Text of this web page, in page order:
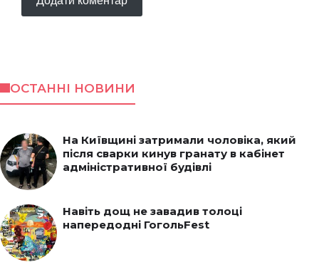
ОСТАННІ НОВИНИ
На Київщині затримали чоловіка, який
після сварки кинув гранату в кабінет
адміністративної будівлі
Навіть дощ не завадив толоці
напередодні ГогольFest